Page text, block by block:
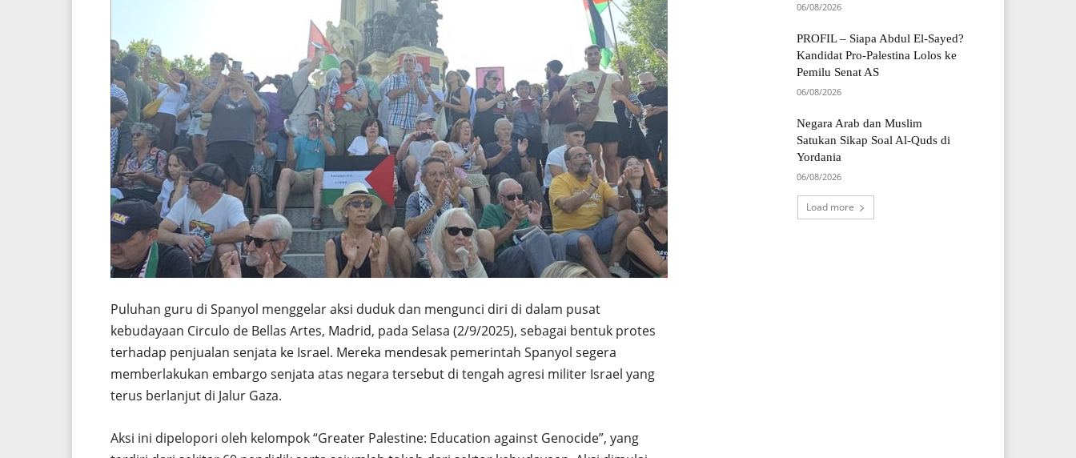
Puluhan guru di Spanyol menggelar aksi duduk dan mengunci diri di dalam pusat
kebudayaan Circulo de Bellas Artes, Madrid, pada Selasa (2/9/2025), sebagai bentuk protes
terhadap penjualan senjata ke Israel. Mereka mendesak pemerintah Spanyol segera
memberlakukan embargo senjata atas negara tersebut di tengah agresi militer Israel yang
terus berlanjut di Jalur Gaza.
Aksi ini dipelopori oleh kelompok “Greater Palestine: Education against Genocide”, yang
06/08/2026
PROFIL – Siapa Abdul El-Sayed?
Kandidat Pro-Palestina Lolos ke
Pemilu Senat AS
06/08/2026
Negara Arab dan Muslim
Satukan Sikap Soal Al-Quds di
Yordania
06/08/2026
Load more